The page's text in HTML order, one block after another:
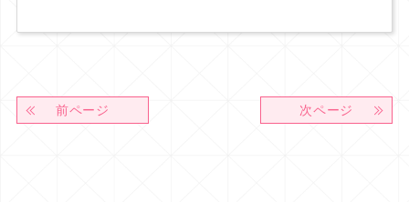
前ページ 次ページ